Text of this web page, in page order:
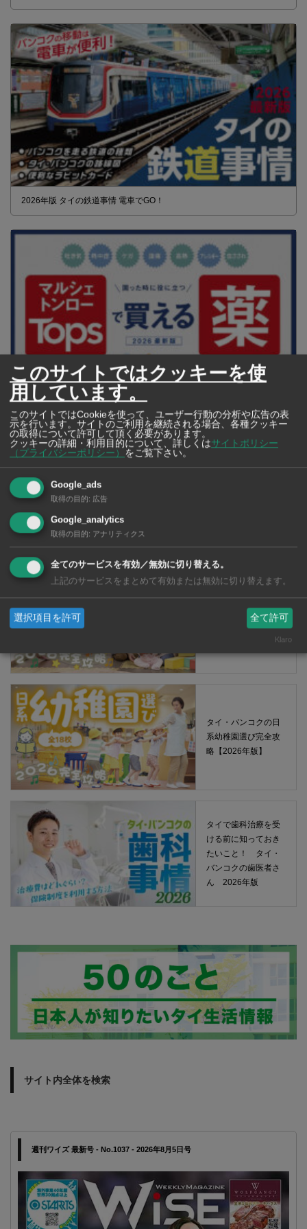
2026年版 タイの鉄道事情 電車でGO！
2026年版
育園選び完全攻略
タイ・バンコクの日
系幼稚園選び完全攻
略【2026年版】
タイで歯科治療を受
ける前に知っておき
たいこと！ タイ・
バンコクの歯医者さ
ん 2026年版
サイト内全体を検索
週刊ワイズ 最新号 - No.1037 - 2026年8月5日号
このサイトではクッキーを使
用しています。
このサイトではCookieを使って、ユーザー行動の分析や広告の表
示を行います。サイトのご利用を継続される場合、各種クッキー
の取得について許可して頂く必要があります。
クッキーの詳細・利用目的について、詳しくはサイトポリシー
（プライバシーポリシー）
をご覧下さい。
Google_ads
取得の目的: 広告
Google_analytics
取得の目的: アナリティクス
全てのサービスを有効／無効に切り替える。
上記のサービスをまとめて有効または無効に切り替えます。
選択項目を許可 全て許可
Klaro